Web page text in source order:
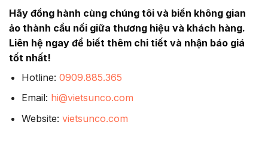
Hãy đồng hành cùng chúng tôi và biến không gian
ảo thành cầu nối giữa thương hiệu và khách hàng.
Liên hệ ngay để biết thêm chi tiết và nhận báo giá
tốt nhất!
Hotline: 0909.885.365
Email: hi@vietsunco.com
Website: vietsunco.com